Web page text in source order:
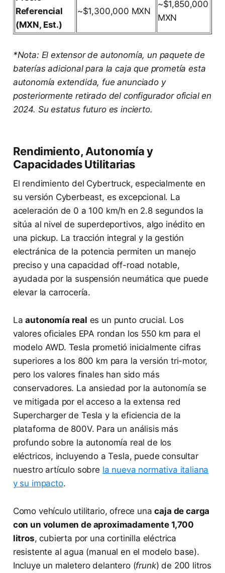
Referencial
(MXN, Est.)
~$1,300,000 MXN
~$1,850,000
MXN
*Nota: El extensor de autonomía, un paquete de
baterías adicional para la caja que prometía esta
autonomía extendida, fue anunciado y
posteriormente retirado del configurador oficial en
2024. Su estatus futuro es incierto.
Rendimiento, Autonomía y
Capacidades Utilitarias
El rendimiento del Cybertruck, especialmente en
su versión Cyberbeast, es excepcional. La
aceleración de 0 a 100 km/h en 2.8 segundos la
sitúa al nivel de superdeportivos, algo inédito en
una pickup. La tracción integral y la gestión
electránica de la potencia permiten un manejo
preciso y una capacidad off-road notable,
ayudada por la suspensión neumática que puede
elevar la carrocería.
Laautonomía real es un punto crucial. Los
valores oficiales EPA rondan los 550 km para el
modelo AWD. Tesla prometió inicialmente cifras
superiores a los 800 km para la versión tri-motor,
pero los valores finales han sido más
conservadores. La ansiedad por la autonomía se
ve mitigada por el acceso a la extensa red
Supercharger de Tesla y la eficiencia de la
plataforma de 800V. Para un análisis más
profundo sobre la autonomía real de los
eléctricos, incluyendo a Tesla, puede consultar
nuestro artículo sobre la nueva normativa italiana
y su impacto.
Como vehículo utilitario, ofrece unacaja de carga
con un volumen de aproximadamente 1,700
litros, cubierta por una cortinilla eléctrica
resistente al agua (manual en el modelo base).
Incluye un maletero delantero (frunk) de 200 litros